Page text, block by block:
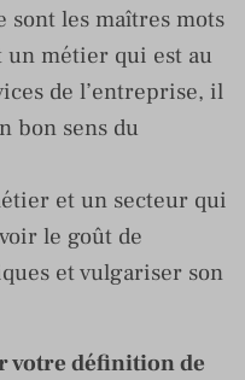
sont les maîtres mots
un métier qui est au
de l’entreprise, il
bon sens du
et un secteur qui
le goût de
et vulgariser son
votre définition de